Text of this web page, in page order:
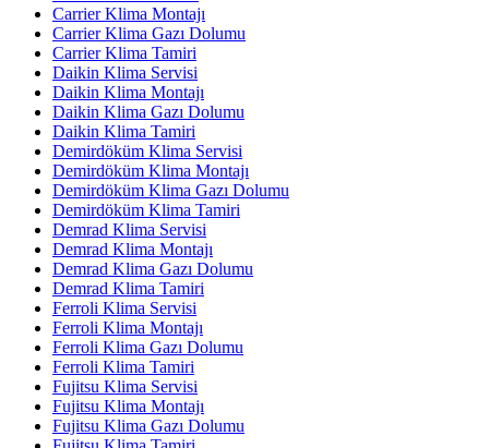
Carrier Klima Montajı
Carrier Klima Gazı Dolumu
Carrier Klima Tamiri
Daikin Klima Servisi
Daikin Klima Montajı
Daikin Klima Gazı Dolumu
Daikin Klima Tamiri
Demirdöküm Klima Servisi
Demirdöküm Klima Montajı
Demirdöküm Klima Gazı Dolumu
Demirdöküm Klima Tamiri
Demrad Klima Servisi
Demrad Klima Montajı
Demrad Klima Gazı Dolumu
Demrad Klima Tamiri
Ferroli Klima Servisi
Ferroli Klima Montajı
Ferroli Klima Gazı Dolumu
Ferroli Klima Tamiri
Fujitsu Klima Servisi
Fujitsu Klima Montajı
Fujitsu Klima Gazı Dolumu